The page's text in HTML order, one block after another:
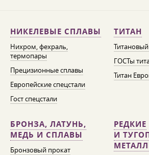
НИКЕЛЕВЫЕ СПЛАВЫ
Нихром, фехраль,
термопары
Прецизионные сплавы
Европейские спецстали
Гост спецстали
ТИТАН
ГОСТы
Титан
БРОНЗА, ЛАТУНЬ,
МЕДЬ И СПЛАВЫ
Бронзовый прокат
РЕДКИЕ
И